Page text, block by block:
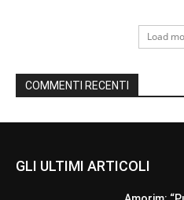
Load
COMMENTI RECENTI
GLI ULTIMI ARTICOLI